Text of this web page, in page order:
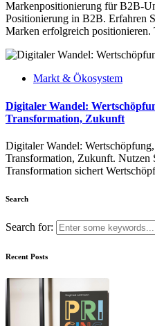
Markenpositionierung für B2B-
Positionierung in B2B. Erfahren
Marken erfolgreich
Markt & Ökosystem
Digitaler Wandel:
Transformation, Zukunft
Digitaler Wandel:
Transformation, Zukunft. Nutzen
Transformation sichert
Search
Search for:
Recent Posts